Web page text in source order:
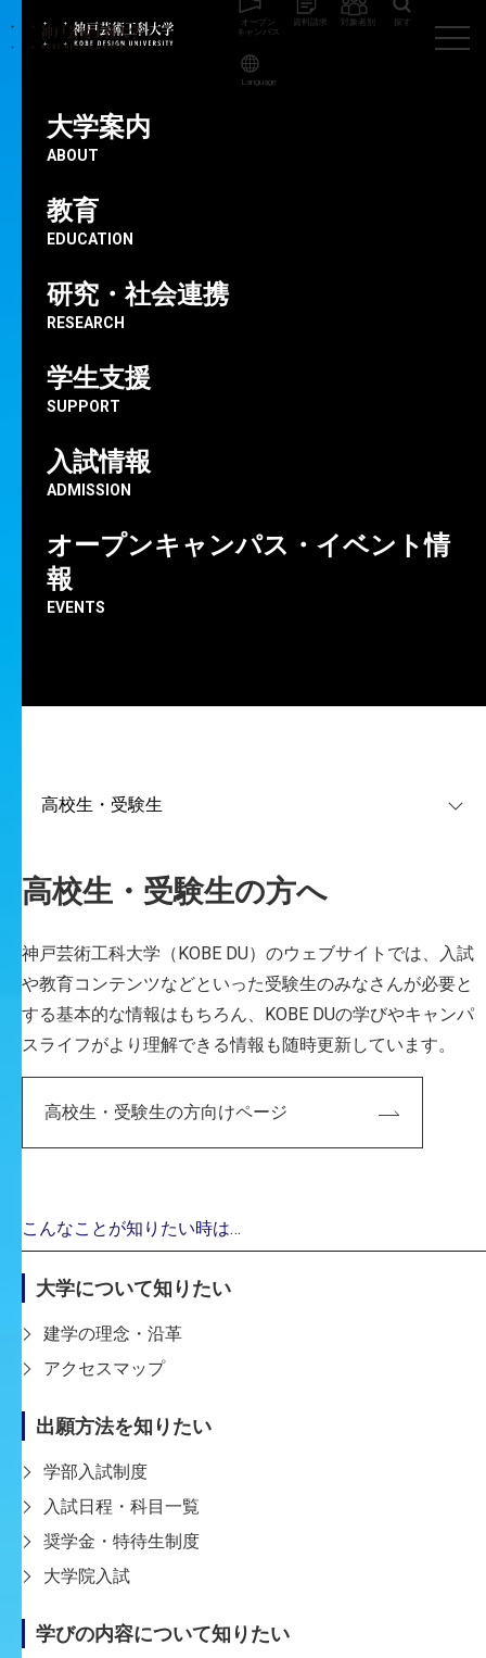
大学案内
ABOUT
教育
EDUCATION
研究・社会連携
RESEARCH
学生支援
SUPPORT
入試情報
ADMISSION
オープンキャンパス・イベント情
報
EVENTS
高校生・受験生の方へ
神戸芸術工科大学（KOBE DU）のウェブサイトでは、入試
や教育コンテンツなどといった受験生のみなさんが必要と
する基本的な情報はもちろん、KOBE DUの学びやキャンパ
スライフがより理解できる情報も随時更新しています。
高校生・受験生の方向けページ
こんなことが知りたい時は…
大学について知りたい
建学の理念・沿革
アクセスマップ
出願方法を知りたい
学部入試制度
入試日程・科目一覧
奨学金・特待生制度
大学院入試
学びの内容について知りたい
オープン
キャンパス
資料請求 対象者別 探す
Language
デ ィ
「人と関わりながら生み出す楽しさを
知った」共同制作での学びやイラストの
芝 鳴音さん
兵庫県 三田松聖高等学校出身
有限会社目見田商事内定
※学科・コース名称・学年はインタビュー当時のものです。
編集部
けは？
神戸芸工大ではまんが表現について学べることを知
り、どんな大学だろうと興味を持ったので参加しま
した。敷地が広く、のんびりできそうな中庭がとて
たことを覚えています。先生方がとても親身になっ
入試はいかがでした？
芝
AO入試［現：総合型選抜入学試験（体験型）］を
受験したのですが、グループでの課題があり、何人
た。思えばこの時の経験が、のちのち大学でのグ
ループワークやサークルで、人との関わり合いの中
から何かを生み出す楽しさを知るスタートだったの
編集部
験したんですか？